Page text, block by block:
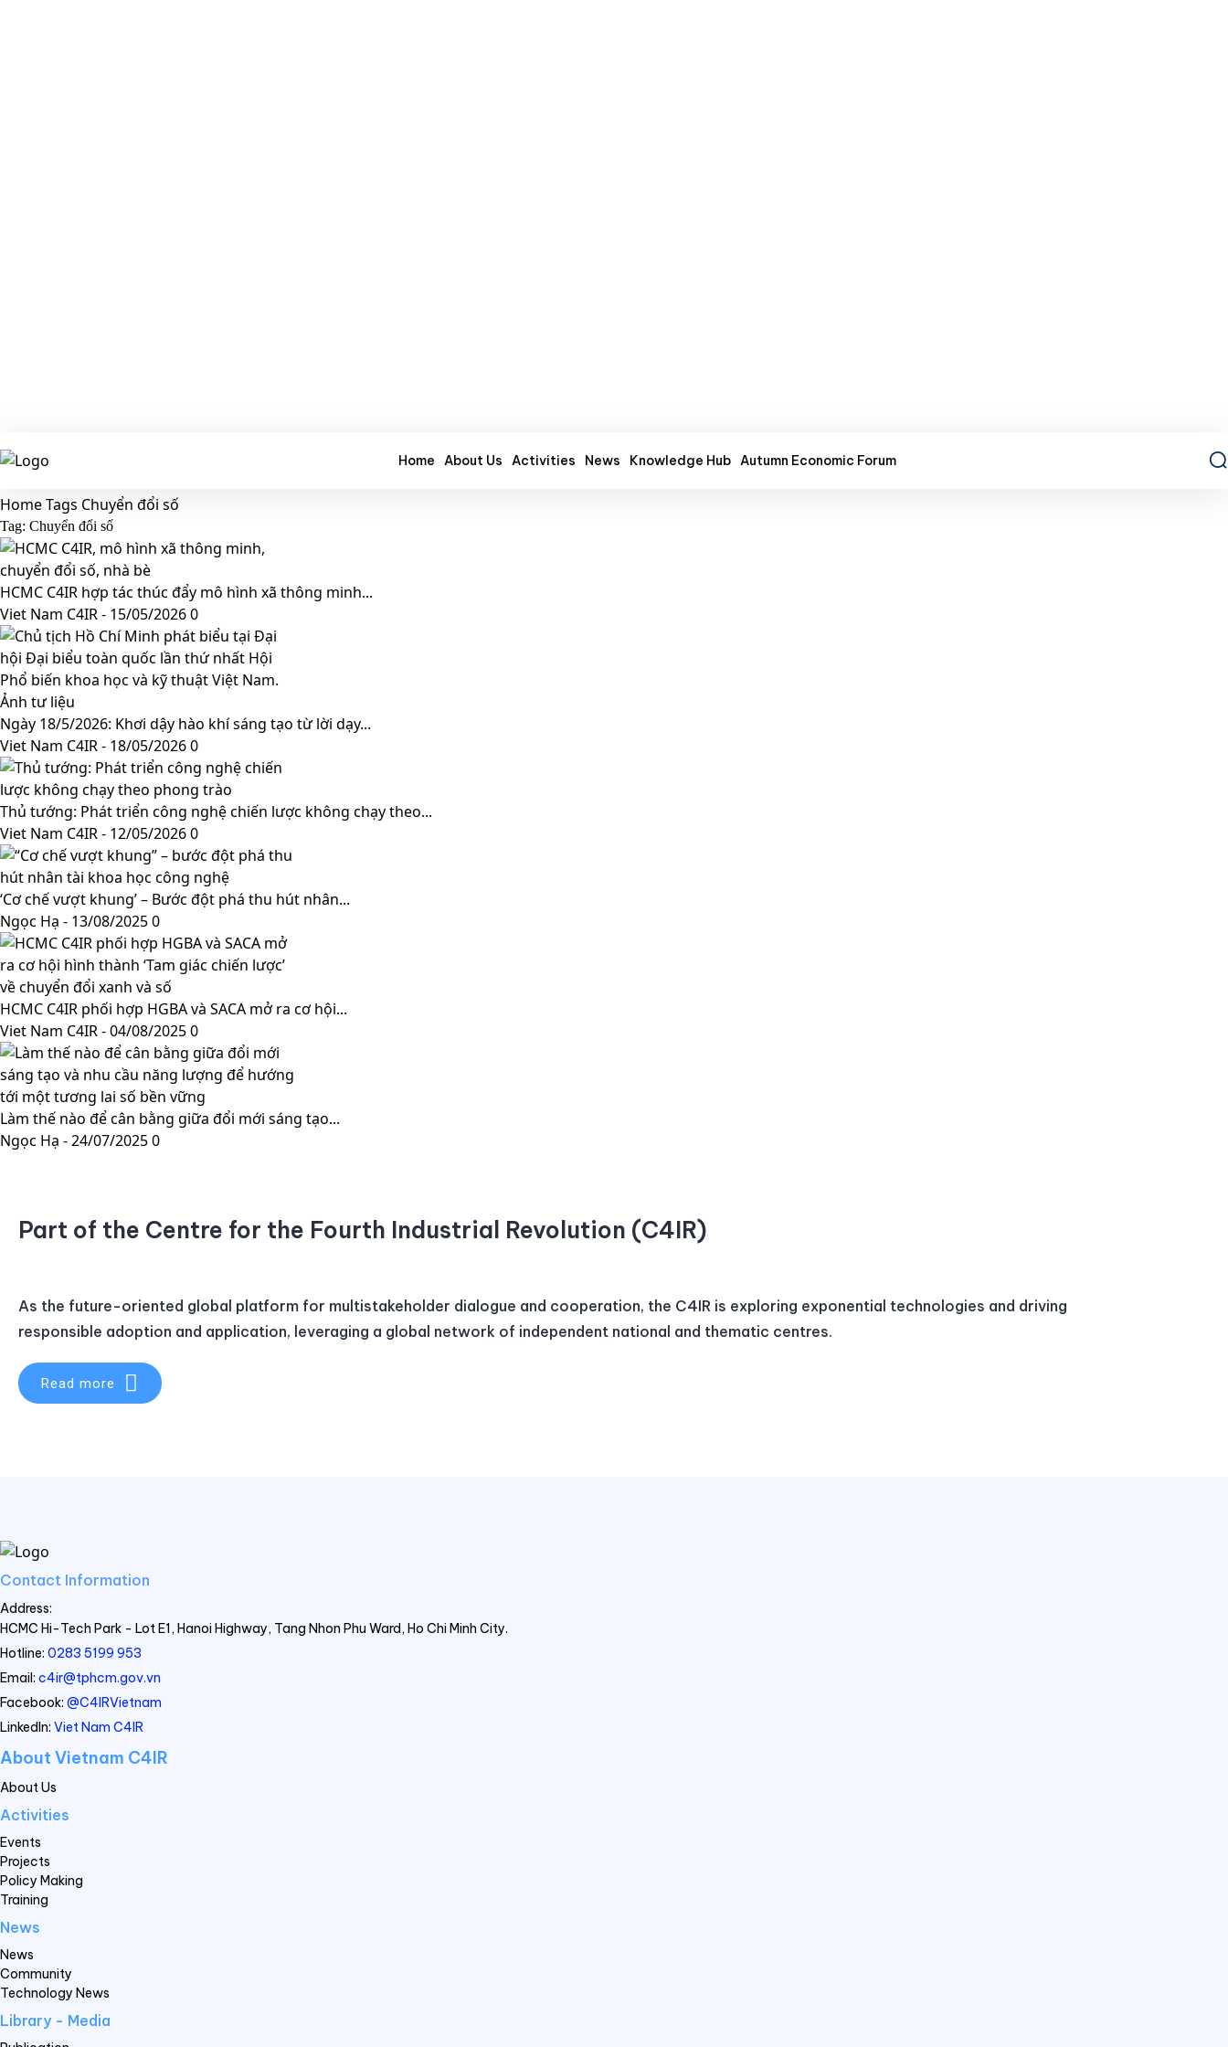
Home About Us Activities News Knowledge Hub Autumn Economic Forum
HomeTags Chuyển đổi số
Tag: Chuyển đổi số
HCMC C4IR hợp tác thúc đẩy mô hình xã thông minh...
Viet Nam C4IR- 15/05/20260
Ngày 18/5/2026: Khơi dậy hào khí sáng tạo từ lời dạy...
Viet Nam C4IR- 18/05/20260
Thủ tướng: Phát triển công nghệ chiến lược không chạy theo...
Viet Nam C4IR- 12/05/20260
‘Cơ chế vượt khung’ – Bước đột phá thu hút nhân...
Ngọc Hạ - 13/08/20250
HCMC C4IR phối hợp HGBA và SACA mở ra cơ hội...
Viet Nam C4IR-04/08/20250
Làm thế nào để cân bằng giữa đổi mới sáng tạo...
Ngọc Hạ -24/07/20250
Part of the Centre for the Fourth Industrial Revolution (C4IR)
As the future-oriented global platform for multistakeholder dialogue and cooperation, the C4IR is exploring exponential technologies and driving
responsible adoption and application, leveraging a global network of independent national and thematic centres.
Read more
Contact Information
Address:
HCMC Hi-Tech Park - Lot E1, Hanoi Highway, Tang Nhon Phu Ward, Ho Chi Minh City.
Hotline: 0283 5199 953
Email: c4ir@tphcm.gov.vn
Facebook: @C4IRVietnam
LinkedIn: Viet Nam C4IR
About Vietnam C4IR
About Us
Activities
Events
Projects
Policy Making
Training
News
News
Community
Technology News
Library - Media